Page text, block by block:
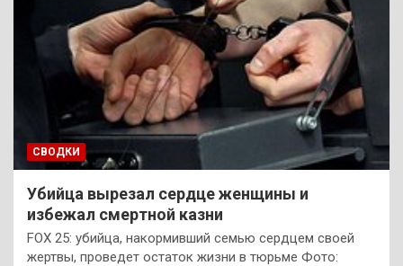
СВОДКИ
Убийца вырезал сердце женщины и
избежал смертной казни
FOX 25: убийца, накормивший семью сердцем своей
жертвы, проведет остаток жизни в тюрьме Фото: